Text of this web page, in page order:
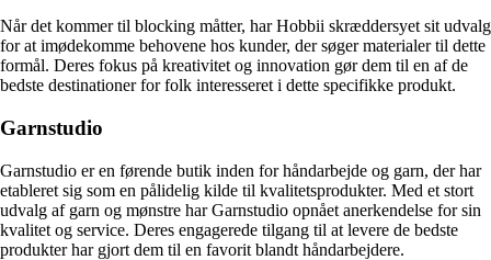
Når det kommer til blocking måtter, har Hobbii skræddersyet sit udvalg
for at imødekomme behovene hos kunder, der søger materialer til dette
formål. Deres fokus på kreativitet og innovation gør dem til en af de
bedste destinationer for folk interesseret i dette specifikke produkt.
Garnstudio
Garnstudio er en førende butik inden for håndarbejde og garn, der har
etableret sig som en pålidelig kilde til kvalitetsprodukter. Med et stort
udvalg af garn og mønstre har Garnstudio opnået anerkendelse for sin
kvalitet og service. Deres engagerede tilgang til at levere de bedste
produkter har gjort dem til en favorit blandt håndarbejdere.